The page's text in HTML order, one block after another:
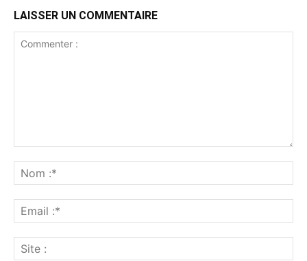
LAISSER UN COMMENTAIRE